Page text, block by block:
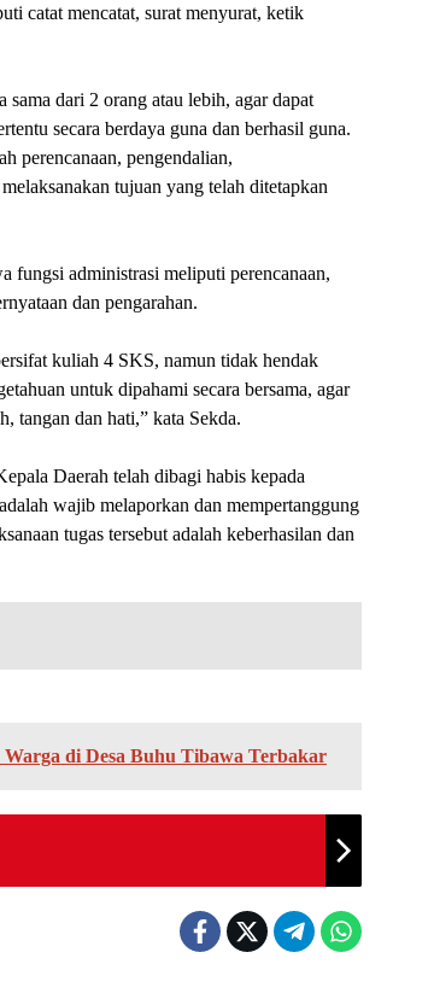
catat mencatat, surat menyurat, ketik
sama dari 2 orang atau lebih, agar dapat
secara berdaya guna dan berhasil guna.
perencanaan, pengendalian,
tujuan yang telah ditetapkan
fungsi administrasi meliputi perencanaan,
dan pengarahan.
kuliah 4 SKS, namun tidak hendak
untuk dipahami secara bersama, agar
tangan dan hati,” kata Sekda.
Daerah telah dibagi habis kepada
wajib melaporkan dan mempertanggung
tugas tersebut adalah keberhasilan dan
di Desa Buhu Tibawa Terbakar